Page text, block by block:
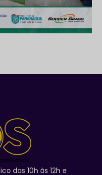
das 10h às 12h e